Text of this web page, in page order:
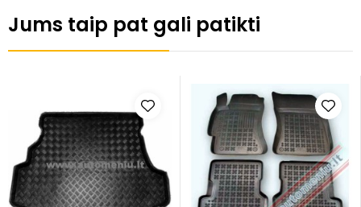
Jums taip pat gali patikti